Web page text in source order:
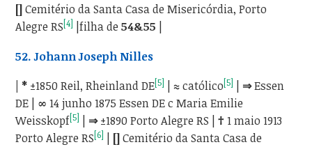
[]Cemitério da Santa Casa de Misericórdia, Porto
Alegre RS[4] |filha de54&55
52. Johann Joseph Nilles
| * ±1850 Reil, Rheinland DE[5] |≈católico[5] ⇒Essen
DE | ∞ 14 junho 1875 Essen DE c Maria Emilie
Weisskopf[5] ⇒±1890 Porto Alegre RS |† 1 maio 1913
Porto Alegre RS[6] []Cemitério da Santa Casa de